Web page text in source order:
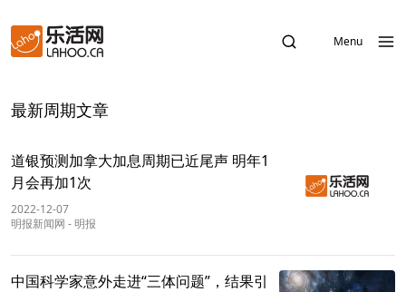
Menu
最新周期文章
道银预测加拿大加息周期已近尾声 明年1
月会再加1次
2022-12-07
明报新闻网 -明报
中国科学家意外走进“三体问题”，结果引